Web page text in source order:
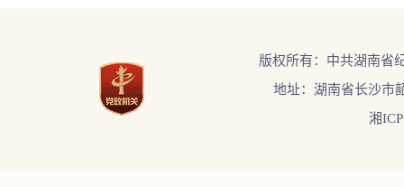
版权所有：中共湖南省
地址：湖南省长沙市
湘